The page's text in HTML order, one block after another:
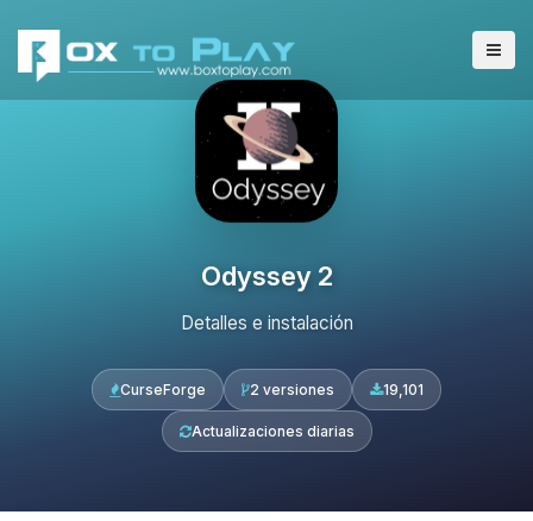
Odyssey 2
Detalles e instalación
CurseForge 2 versiones 19,101
Actualizaciones diarias